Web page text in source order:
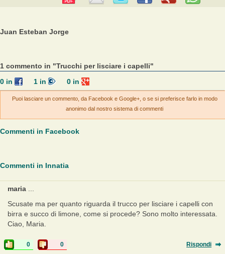
Juan Esteban Jorge
1 commento in "Trucchi per lisciare i capelli"
0in 1in 0 in
Puoi lasciare un commento, da Facebook e Google+, o se si preferisce farlo in modo
anonimo dal nostro sistema di commenti
Commenti in Facebook
Commenti in Innatia
maria ...
Scusate ma per quanto riguarda il trucco per lisciare i capelli con
birra e succo di limone, come si procede? Sono molto interessata.
Ciao, Maria.
0 0 Rispondi